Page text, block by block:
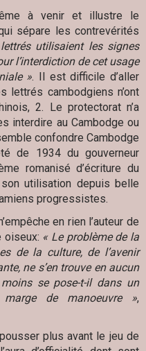
à venir et illustre le
sépare les contrevérités
utilisaient les signes
l’interdiction de cet usage
». Il est difficile d’aller
lettrés cambodgiens n’ont
2. Le protectorat n’a
interdire au Cambodge ou
confondre Cambodge
de 1934 du gouverneur
romanisé d’écriture du
utilisation depuis belle
progressistes.
en rien l’auteur de
oiseux: « Le problème de la
de la culture, de l’avenir
ne s’en trouve en aucun
se pose-t-il dans un
de manoeuvre »,
plus avant le jeu de